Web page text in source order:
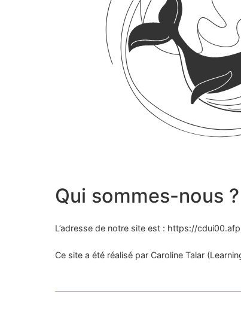
Qui sommes-nous ?
L’adresse de notre site est : https://
Ce site a été réalisé par Caroline Talar